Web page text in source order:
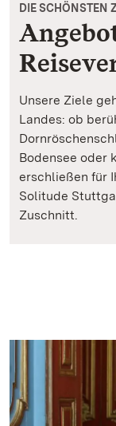
DIE SCHÖNSTEN
Unsere Ziele
Landes: ob
Bodensee oder
erschließen für
Solitude
Zuschnitt.